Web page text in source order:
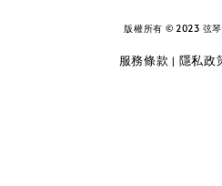
版權所有 © 2023 弦
服務條款 | 隱私政